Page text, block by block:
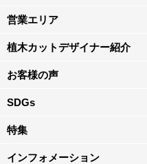
営業エリア
植木カットデザイナー紹介
お客様の声
SDGs
特集
インフォメーション